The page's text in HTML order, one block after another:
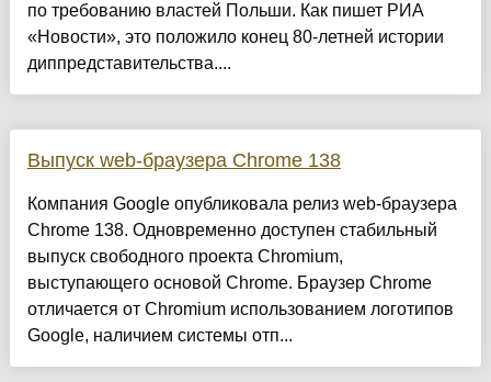
по требованию властей Польши. Как пишет РИА
«Новости», это положило конец 80-летней истории
диппредставительства....
Выпуск web-браузера Chrome 138
Компания Google опубликовала релиз web-браузера
Chrome 138. Одновременно доступен стабильный
выпуск свободного проекта Chromium,
выступающего основой Chrome. Браузер Chrome
отличается от Chromium использованием логотипов
Google, наличием системы отп...